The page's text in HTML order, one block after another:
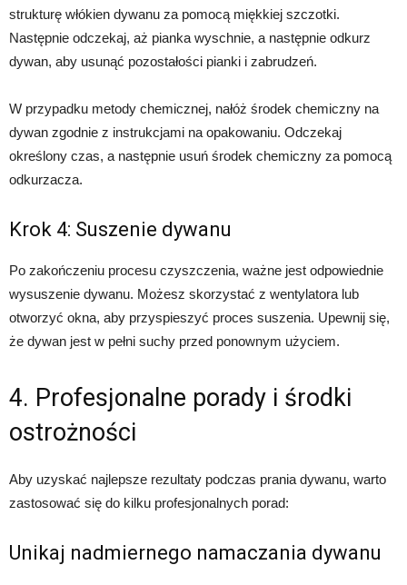
strukturę włókien dywanu za pomocą miękkiej szczotki.
Następnie odczekaj, aż pianka wyschnie, a następnie odkurz
dywan, aby usunąć pozostałości pianki i zabrudzeń.
W przypadku metody chemicznej, nałóż środek chemiczny na
dywan zgodnie z instrukcjami na opakowaniu. Odczekaj
określony czas, a następnie usuń środek chemiczny za pomocą
odkurzacza.
Krok 4: Suszenie dywanu
Po zakończeniu procesu czyszczenia, ważne jest odpowiednie
wysuszenie dywanu. Możesz skorzystać z wentylatora lub
otworzyć okna, aby przyspieszyć proces suszenia. Upewnij się,
że dywan jest w pełni suchy przed ponownym użyciem.
4. Profesjonalne porady i środki
ostrożności
Aby uzyskać najlepsze rezultaty podczas prania dywanu, warto
zastosować się do kilku profesjonalnych porad:
Unikaj nadmiernego namaczania dywanu